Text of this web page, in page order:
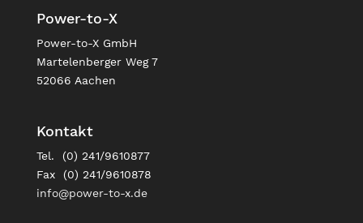
Power-to-X
Power-to-X GmbH
Martelenberger Weg 7
52066 Aachen
Kontakt
Tel. (0) 241/9610877
Fax (0) 241/9610878
info@power-to-x.de